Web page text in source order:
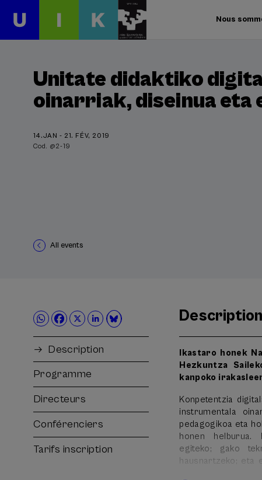
Nous
Unitate didaktiko
oinarriak, diseinua eta
14.JAN - 21. FÉV, 2019
Cod. @2-19
All events
Description
Programme
Directeurs
Conférenciers
Tarifs inscription
Description
Ikastaro honek
Hezkuntza
kanpoko
Konpetentzia
instrumentala
pedagogikoa eta
honen helburua.
egiteko; gako
hausnartzeko; eta